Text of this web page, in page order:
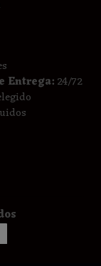
Entrega:24/72